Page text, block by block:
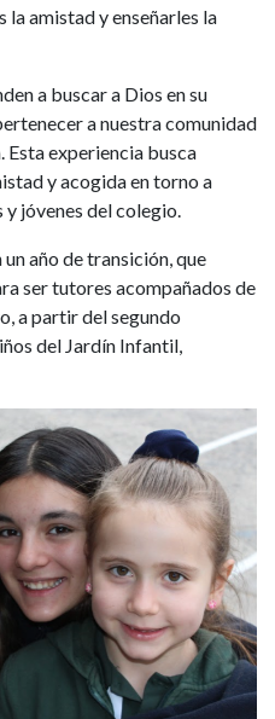
amistad y enseñarles la
a buscar a Dios en su
a nuestra comunidad
Esta experiencia busca
y acogida en torno a
y jóvenes del colegio.
año de transición, que
ser tutores acompañados de
a partir del segundo
del Jardín Infantil,